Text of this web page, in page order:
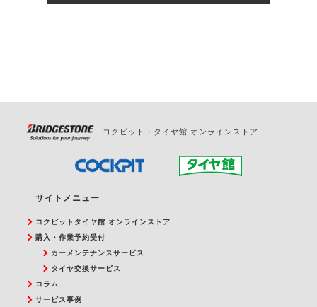
の日時変更につきましては、直接ご予約の店舗まで
コクピット・タイヤ館 オンラインストア
サイトメニュー
コクピットタイヤ館 オンラインストア
購入・作業予約受付
カーメンテナンスサービス
タイヤ交換サービス
コラム
サービス事例